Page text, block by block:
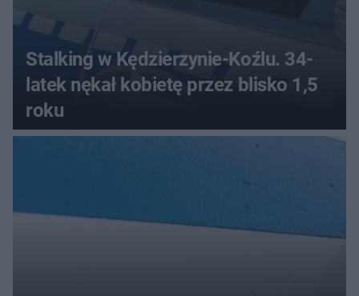
Stalking w Kędzierzynie-Koźlu. 34-
latek nękał kobietę przez blisko 1,5
roku